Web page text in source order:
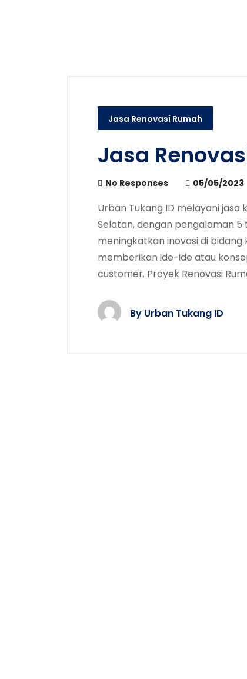
Jasa Renovasi Rumah
Jasa
No Responses 05/05/2023
Urban Tukang ID melayani
Selatan, dengan pengalaman
meningkatkan inovasi di
memberikan ide-ide atau
customer. Proyek Renovasi
By Urban Tukang ID